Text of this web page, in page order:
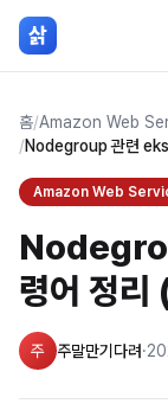
본문 바로가기
삵
홈/Amazon Web
/
Amazon Web
령어 정
주 주말만기다려·